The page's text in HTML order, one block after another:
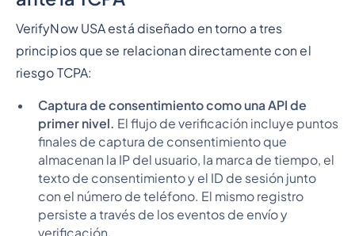
VerifyNow USA está diseñado en torno a tres
principios que se relacionan directamente con el
riesgo TCPA:
Captura de consentimiento como una API de
primer nivel. El flujo de verificación incluye puntos
finales de captura de consentimiento que
almacenan la IP del usuario, la marca de tiempo, el
texto de consentimiento y el ID de sesión junto
con el número de teléfono. El mismo registro
persiste a través de los eventos de envío y
verificación.